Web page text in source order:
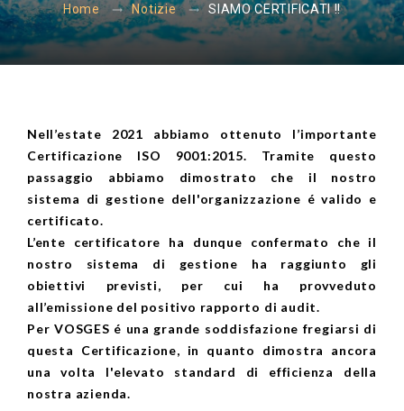
Home Notizie SIAMO CERTIFICATI !!
Nell’estate 2021 abbiamo ottenuto l’importante
Certificazione ISO 9001:2015. Tramite questo
passaggio abbiamo dimostrato che il nostro
sistema di gestione dell'organizzazione é valido e
certificato.
L’ente certificatore ha dunque confermato che il
nostro sistema di gestione ha raggiunto gli
obiettivi previsti, per cui ha provveduto
all’emissione del positivo rapporto di audit.
Per VOSGES é una grande soddisfazione fregiarsi di
questa Certificazione, in quanto dimostra ancora
una volta l'elevato standard di efficienza della
nostra azienda.